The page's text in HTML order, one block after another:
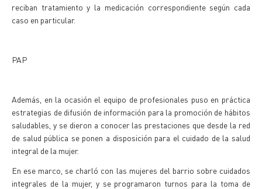
reciban tratamiento y la medicación correspondiente según cada
caso en particular.
PAP
Además, en la ocasión el equipo de profesionales puso en práctica
estrategias de difusión de información para la promoción de hábitos
saludables, y se dieron a conocer las prestaciones que desde la red
de salud pública se ponen a disposición para el cuidado de la salud
integral de la mujer.
En ese marco, se charló con las mujeres del barrio sobre cuidados
integrales de la mujer, y se programaron turnos para la toma de